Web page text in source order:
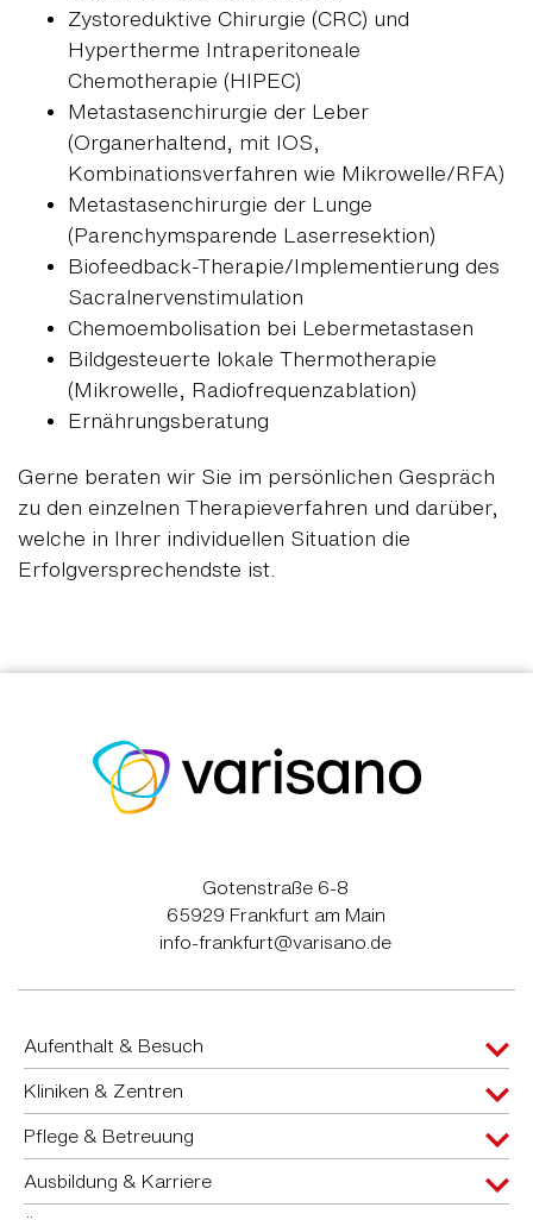
Zystoreduktive Chirurgie (CRC) und
Hypertherme Intraperitoneale
Chemotherapie (HIPEC)
Metastasenchirurgie der Leber
(Organerhaltend, mit IOS,
Kombinationsverfahren wie Mikrowelle/RFA)
Metastasenchirurgie der Lunge
(Parenchymsparende Laserresektion)
Biofeedback-Therapie/Implementierung des
Sacralnervenstimulation
Chemoembolisation bei Lebermetastasen
Bildgesteuerte lokale Thermotherapie
(Mikrowelle, Radiofrequenzablation)
Ernährungsberatung
Gerne beraten wir Sie im persönlichen Gespräch
zu den einzelnen Therapieverfahren und darüber,
welche in Ihrer individuellen Situation die
Erfolgversprechendste ist.
Gotenstraße 6-8
65929 Frankfurt am Main
info-frankfurt@varisano.de
Aufenthalt & Besuch
Kliniken & Zentren
Pflege & Betreuung
Ausbildung & Karriere